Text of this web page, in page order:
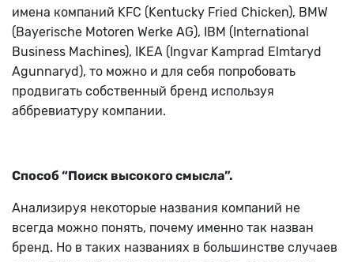
имена компаний KFC (Kentucky Fried Chicken), BMW
(Bayerische Motoren Werke AG), IBM (International
Business Machines), IKEA (Ingvar Kamprad Elmtaryd
Agunnaryd), то можно и для себя попробовать
продвигать собственный бренд используя
аббревиатуру компании.
Способ “Поиск высокого смысла”.
Анализируя некоторые названия компаний не
всегда можно понять, почему именно так назван
бренд. Но в таких названиях в большинстве случаев